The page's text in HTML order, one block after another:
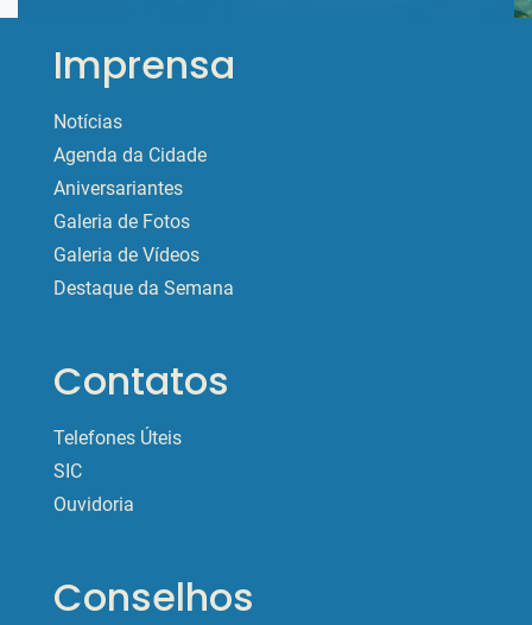
Imprensa
Notícias
Agenda da Cidade
Aniversariantes
Galeria de Fotos
Galeria de Vídeos
Destaque da Semana
Contatos
Telefones Úteis
SIC
Ouvidoria
Conselhos